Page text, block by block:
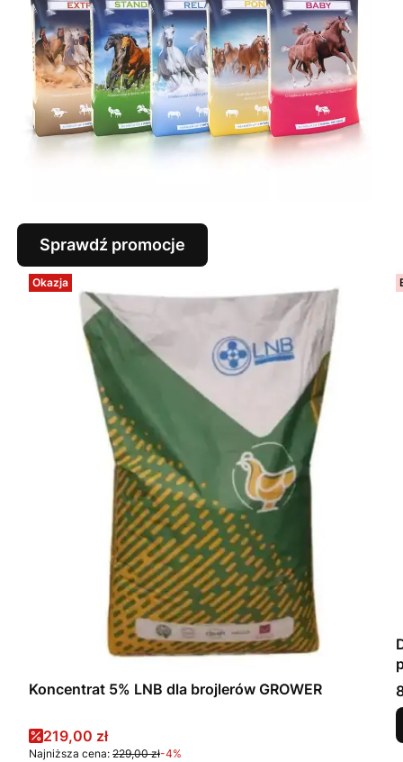
Sprawdź promocje
Okazja
Koncentrat 5% LNB dla brojlerów GROWER
Cena promocyjna
219,00 zł
Najniższa cena: 229,00 zł-4%